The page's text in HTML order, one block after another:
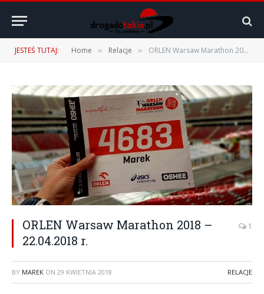
JESTEŚ TUTAJ: Home » Relacje » ORLEN Warsaw Marathon 2018 – 22.04.2018 r.
ORLEN Warsaw Marathon 2018 –
22.04.2018 r.
1
BY MAREK ON 29 KWIETNIA 2018 RELACJE